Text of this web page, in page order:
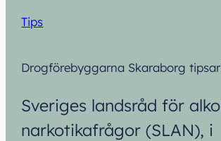
Tips
Drogförebyggarna Skaraborg
Sveriges landsråd för
narkotikafrågor (SLAN), i